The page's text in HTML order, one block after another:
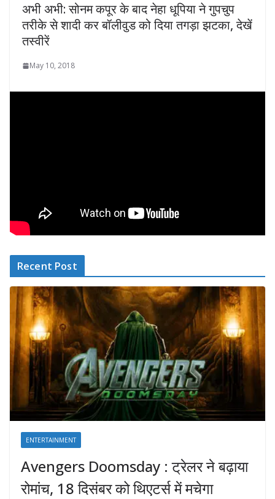
अभी अभी: सोनम कपूर के बाद नेहा धूपिया ने गुपचुप
तरीके से शादी कर बॉलीवुड को दिया तगड़ा झटका, देखें
तस्‍वीरें
May 10, 2018
Recent Post
ENTERTAINMENT
Avengers Doomsday : ट्रेलर ने बढ़ाया
रोमांच, 18 दिसंबर को थिएटर्स में मचेगा